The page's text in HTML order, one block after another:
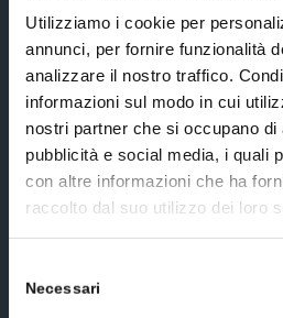
Utilizziamo i cookie per
annunci, per fornire funzionalità
analizzare il nostro traffico.
informazioni sul modo in cui
nostri partner che si occupano di
pubblicità e social media, i quali
con altre informazioni che ha
raccolto dal suo utilizzo dei loro
delNecessari
Scrivici un messaggio